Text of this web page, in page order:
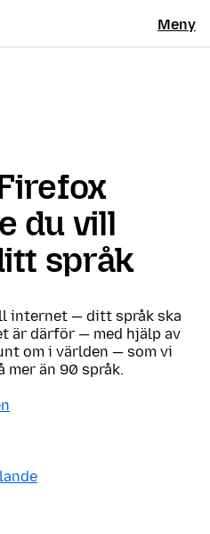
Meny
du vill
språk
internet — ditt språk ska
är därför — med hjälp av
om i världen — som vi
än 90 språk.